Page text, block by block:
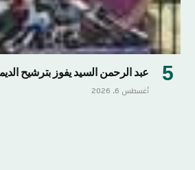
عبد الرحمن السيد يفوز بترشيح
أغسطس 6, 2026